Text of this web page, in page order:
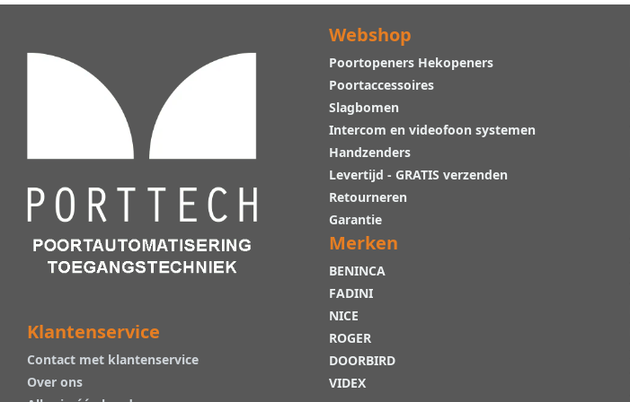
Klantenservice
Contact met klantenservice
Over ons
Webshop
Poortopeners Hekopeners
Poortaccessoires
Slagbomen
Intercom en videofoon systemen
Handzenders
Levertijd - GRATIS verzenden
Retourneren
Garantie
Merken
BENINCA
FADINI
NICE
ROGER
DOORBIRD
VIDEX